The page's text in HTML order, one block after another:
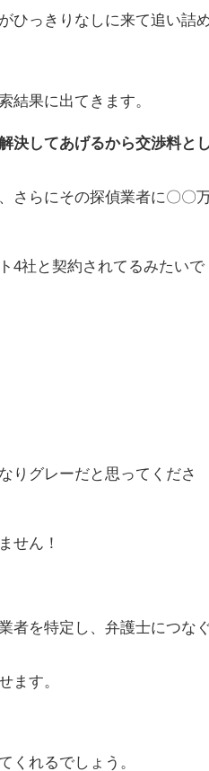
ひっきりなしに来て追い詰
結果に出てきます。
決してあげるから交渉料と
さらにその探偵業者に〇〇
4社と契約されてるみたいで
りグレーだと思ってくださ
せん！
者を特定し、弁護士につな
ます。
くれるでしょう。